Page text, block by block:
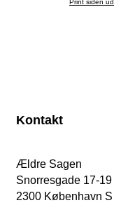
Kontakt
Ældre Sagen
Snorresgade 17-19
2300 København S